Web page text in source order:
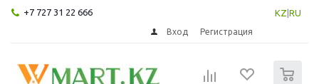
+7 727 31 22 666 KZ RU
Вход Регистрация